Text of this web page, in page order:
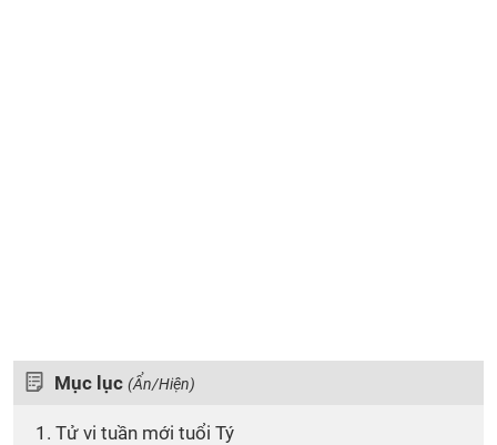
Mục lục (Ẩn/Hiện)
1. Tử vi tuần mới tuổi Tý